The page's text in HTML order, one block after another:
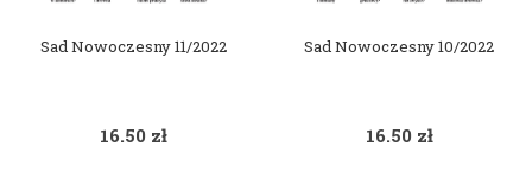
Sad Nowoczesny 11/2022
16.50 zł
Sad Nowoczesny 10/2022
16.50 zł